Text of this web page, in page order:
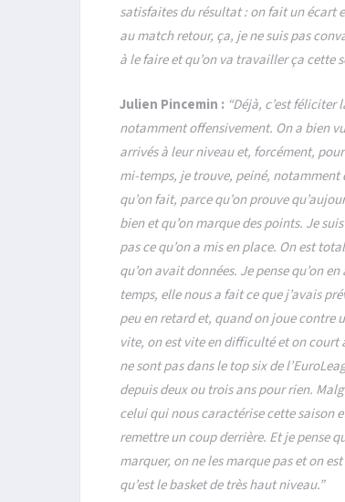
satisfaites du résultat : on fait un
au match retour, ça, je ne suis pas
à le faire et qu’on va travailler ça cette
Julien Pincemin : “Déjà, c’est
notamment offensivement. On a bien
arrivés à leur niveau et, forcément,
mi-temps, je trouve, peiné, notamment
qu’on fait, parce qu’on prouve
bien et qu’on marque des points. Je
pas ce qu’on a mis en place. On est
qu’on avait données. Je pense qu’on
temps, elle nous a fait ce que j’avais
peu en retard et, quand on joue contre
vite, on est vite en difficulté et on court
ne sont pas dans le top six de
depuis deux ou trois ans pour rien.
celui qui nous caractérise cette saison
remettre un coup derrière. Et je pense
marquer, on ne les marque pas et on
qu’est le basket de très haut niveau.”